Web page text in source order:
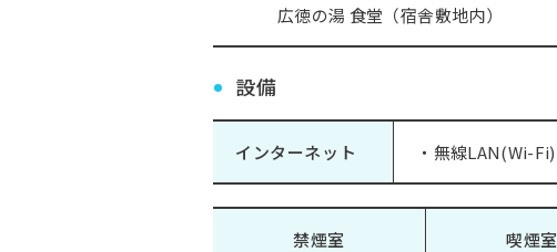
広徳の湯 食堂（宿舎敷地内）
設備
インターネット ・無線LAN(Wi-Fi)
禁煙室 喫煙室